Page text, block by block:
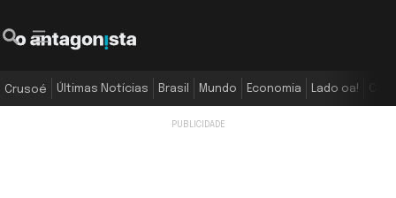
Crusoé Últimas Notícias Brasil Mundo Economia Lado oa!